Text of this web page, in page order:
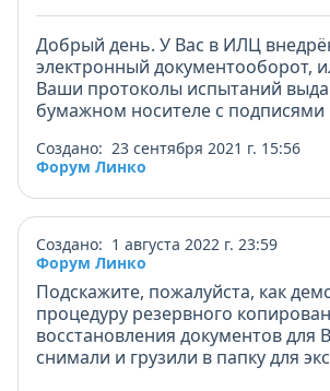
Добрый день. У Вас в ИЛЦ
электронный документооборот,
Ваши протоколы испытаний
бумажном носителе с подписями
Создано: 23 сентября 2021 г. 15:56
Форум Линко
Создано: 1 августа 2022 г. 23:59
Форум Линко
Подскажите, пожалуйста, как
процедуру резервного
восстановления документов для
снимали и грузили в папку для